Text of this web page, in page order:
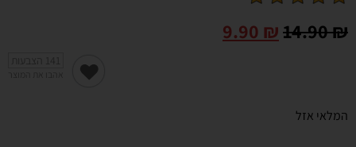
14.90₪
9.90 ₪
המלאי אזל